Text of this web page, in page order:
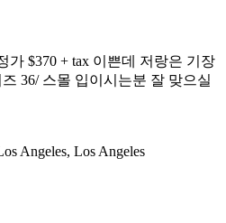
가 $370 + tax 이쁜데 저랑은 기장
36/ 스몰 입이시는분 잘 맞으실
Angeles, Los Angeles